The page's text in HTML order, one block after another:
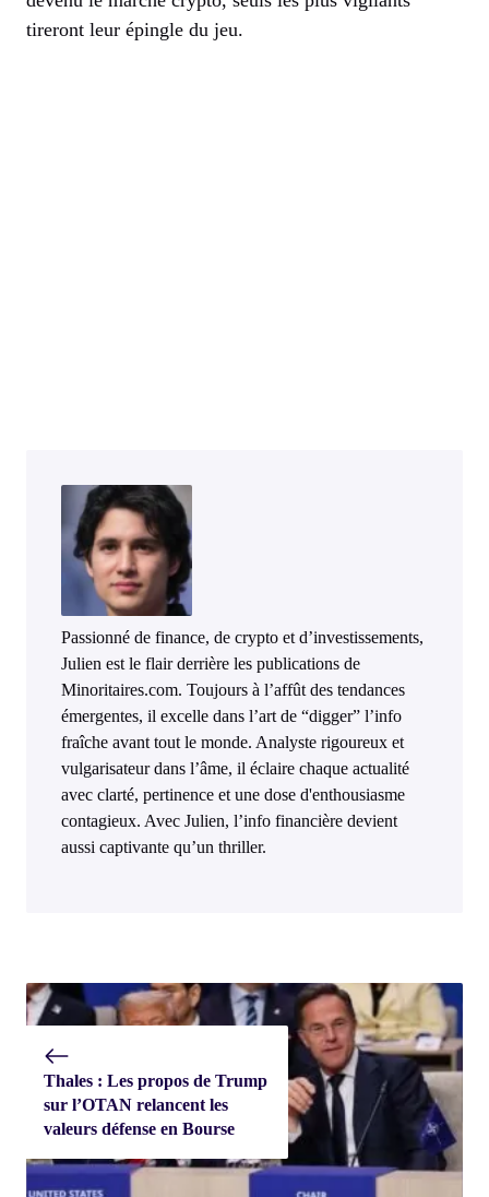
tireront leur épingle du jeu.
Passionné de finance, de crypto et d’investissements,
Julien est le flair derrière les publications de
Minoritaires.com. Toujours à l’affût des tendances
émergentes, il excelle dans l’art de “digger” l’info
fraîche avant tout le monde. Analyste rigoureux et
vulgarisateur dans l’âme, il éclaire chaque actualité
avec clarté, pertinence et une dose d'enthousiasme
contagieux. Avec Julien, l’info financière devient
aussi captivante qu’un thriller.
Thales : Les propos de Trump
sur l’OTAN relancent les
valeurs défense en Bourse